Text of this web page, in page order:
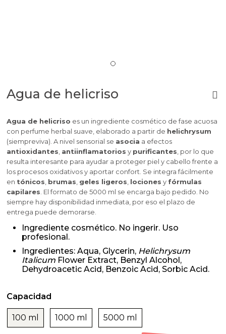
Agua de helicriso
Agua de helicriso es un ingrediente cosmético de fase acuosa
con perfume herbal suave, elaborado a partir de helichrysum
(siempreviva). A nivel sensorial se asocia a efectos
antioxidantes antiinflamatorios y purificantes , por lo que
resulta interesante para ayudar a proteger piel y cabello frente a
los procesos oxidativos y aportar confort. Se integra fácilmente
en tónicos brumas geles ligeros lociones y fórmulas
capilares . El formato de 5000 ml se encarga bajo pedido. No
siempre hay disponibilidad inmediata, por eso el plazo de
entrega puede demorarse.
Ingrediente cosmético. No ingerir. Uso
profesional.
Ingredientes: Aqua, Glycerin, Helichrysum
ItalicumFlower Extract, Benzyl Alcohol,
Dehydroacetic Acid, Benzoic Acid, Sorbic Acid.
Capacidad
100 ml 1000 ml 5000 ml